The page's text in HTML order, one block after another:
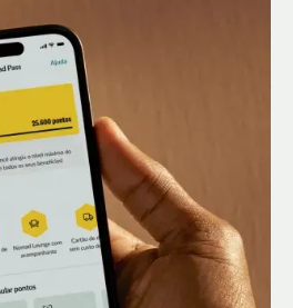
de Guarulhos